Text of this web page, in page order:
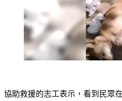
協助救援的志工表示，看到民眾